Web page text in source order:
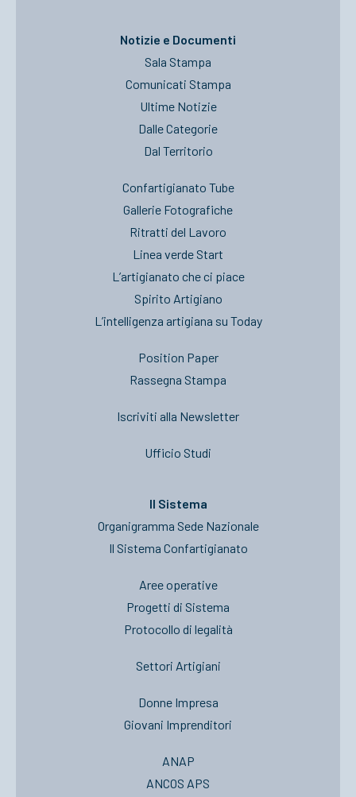
Notizie e Documenti
Sala Stampa
Comunicati Stampa
Ultime Notizie
Dalle Categorie
Dal Territorio
Confartigianato Tube
Gallerie Fotografiche
Ritratti del Lavoro
Linea verde Start
L’artigianato che ci piace
Spirito Artigiano
L’intelligenza artigiana su Today
Position Paper
Rassegna Stampa
Iscriviti alla Newsletter
Ufficio Studi
Il Sistema
Organigramma Sede Nazionale
Il Sistema Confartigianato
Aree operative
Progetti di Sistema
Protocollo di legalità
Settori Artigiani
Donne Impresa
Giovani Imprenditori
ANAP
ANCOS APS